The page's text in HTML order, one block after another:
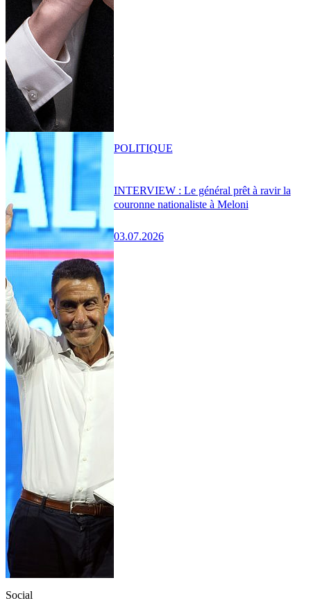
INTERVIEW : Le général prêt à ravir la
couronne nationaliste à Meloni
03.07.2026
POLITIQUE
Social